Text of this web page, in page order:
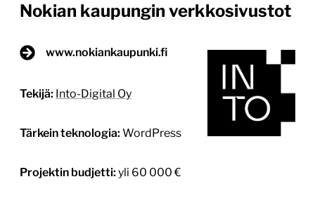
Nokian kaupungin verkkosivustot
www.nokiankaupunki.fi
Tekijä: Into-Digital Oy
Tärkein teknologia: WordPress
Projektin budjetti: yli 60 000 €